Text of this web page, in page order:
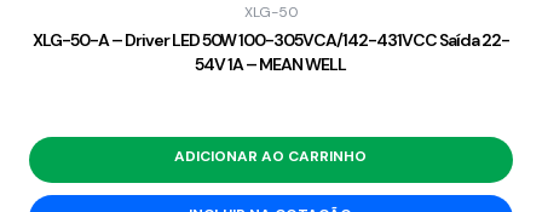
XLG-50
XLG-50-A – Driver LED 50W 100-305VCA/142-431VCC Saída 22-
54V 1A – MEAN WELL
ADICIONAR AO CARRINHO